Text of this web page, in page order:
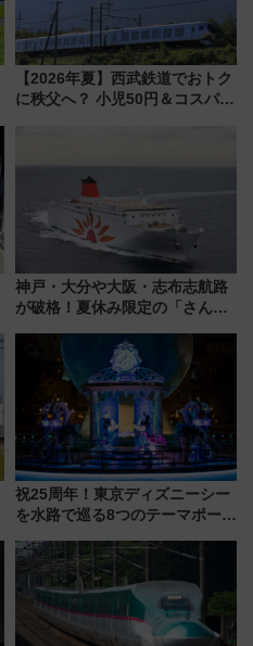
【2026年夏】西武鉄道でおトク
に秩父へ？ 小児50円＆コスパ最
神戸・大分や大阪・志布志航路
が破格！夏休み限定の「さんふ
ート 夕朝食ビュッフェ付きで
快適な船旅はいかが？
祝25周年！東京ディズニーシー
を水路で巡る8つのテーマポート